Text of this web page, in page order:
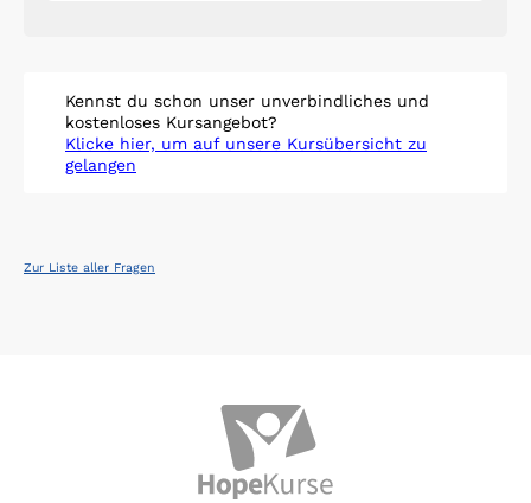
Kennst du schon unser unverbindliches und
kostenloses Kursangebot?
Klicke hier, um auf unsere Kursübersicht zu
gelangen
Zur Liste aller Fragen